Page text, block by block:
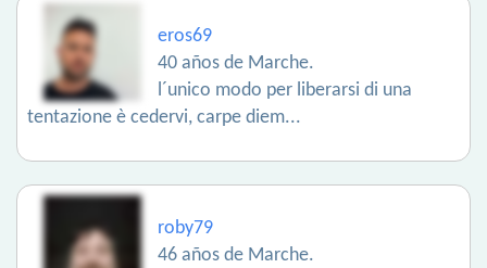
eros69
40 años de Marche.
l´unico modo per liberarsi di una
tentazione è cedervi, carpe diem...
roby79
46 años de Marche.